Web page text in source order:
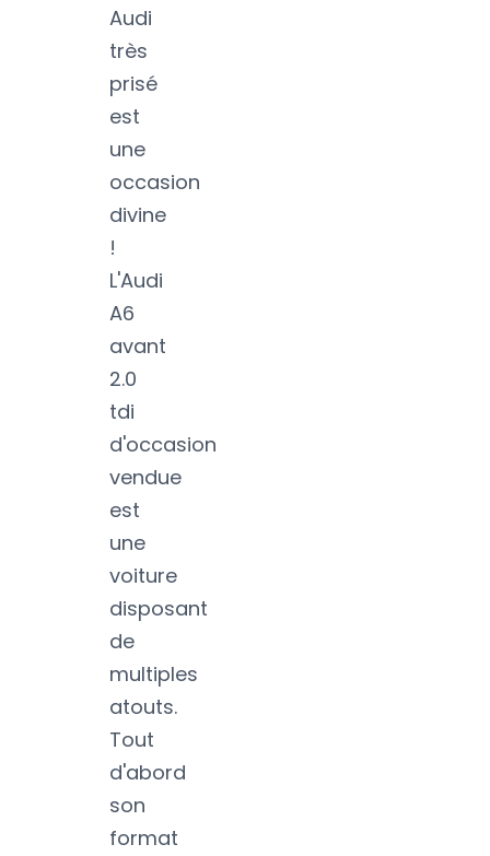
Audi
très
prisé
est
une
occasion
divine
!
L'Audi
A6
avant
2.0
tdi
d'occasion
vendue
est
une
voiture
disposant
de
multiples
atouts.
Tout
d'abord
son
format